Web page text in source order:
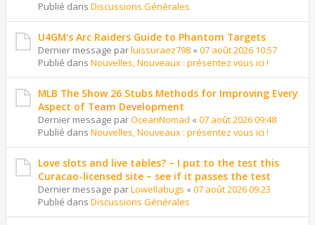
Publié dans Discussions Générales
U4GM's Arc Raiders Guide to Phantom Targets
Dernier message parluissuraez798 « 07 août 2026 10:57
Publié dans Nouvelles, Nouveaux : présentez vous ici !
MLB The Show 26 Stubs Methods for Improving Every
Aspect of Team Development
Dernier message parOceanNomad « 07 août 2026 09:48
Publié dans Nouvelles, Nouveaux : présentez vous ici !
Love slots and live tables? – I put to the test this
Curacao-licensed site – see if it passes the test
Dernier message parLowellabugs « 07 août 2026 09:23
Publié dans Discussions Générales